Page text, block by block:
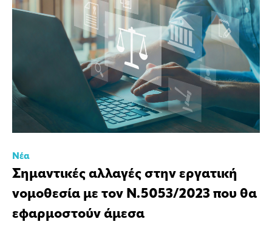
Νέα
Σημαντικές αλλαγές στην εργατική
νομοθεσία με τον Ν.5053/2023 που θα
εφαρμοστούν άμεσα